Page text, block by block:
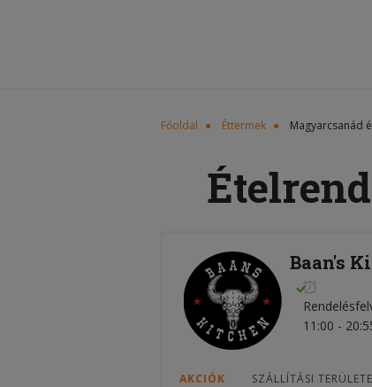
Főoldal Éttermek Magyarcsanád
Baan's
11:00 -
AKCIÓK SZÁLLÍTÁSI